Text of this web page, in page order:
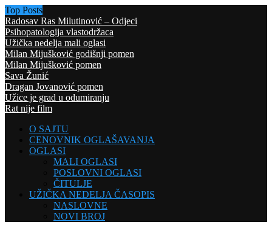
Top Posts
Radosav Ras Milutinović – Odjeci
Psihopatologija vlastodržaca
Užička nedelja mali oglasi
Milan Mijušković godišnji pomen
Milan Mijušković pomen
Sava Žunić
Dragan Jovanović pomen
Užice je grad u odumiranju
Rat nije film
O SAJTU
CENOVNIK OGLAŠAVANJA
OGLASI
MALI OGLASI
POSLOVNI OGLASI
ČITULJE
UŽIČKA NEDELJA ČASOPIS
NASLOVNE
NOVI BROJ